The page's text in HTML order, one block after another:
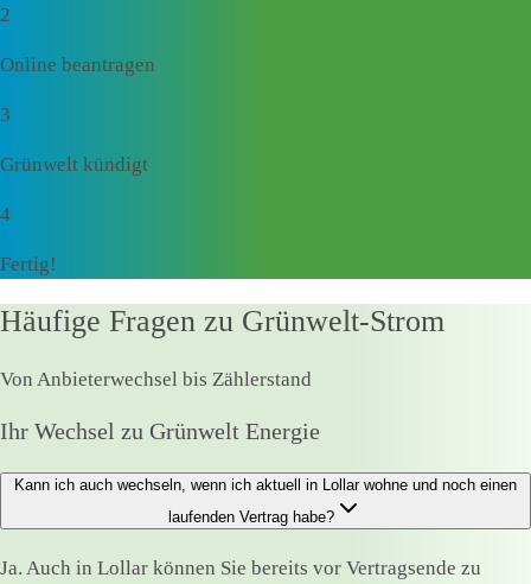
2
Online beantragen
3
Grünwelt kündigt
4
Fertig!
Häufige Fragen zu Grünwelt-Strom
Von Anbieterwechsel bis Zählerstand
Ihr Wechsel zu Grünwelt Energie
Kann ich auch wechseln, wenn ich aktuell in Lollar wohne und noch einen
laufenden Vertrag habe?
Ja. Auch in Lollar können Sie bereits vor Vertragsende zu